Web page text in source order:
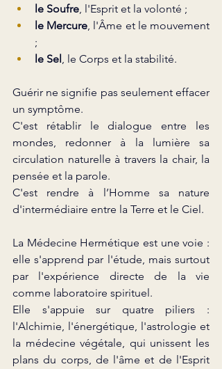
le Soufre, l'Esprit et la volonté ;
le Mercure, l'Âme et le mouvement
;
le Sel, le Corps et la stabilité.
Guérir ne signifie pas seulement effacer
un symptôme.
C'est rétablir le dialogue entre les
mondes, redonner à la lumière sa
circulation naturelle à travers la chair, la
pensée et la parole.
C'est rendre à l’Homme sa nature
d'intermédiaire entre la Terre et le Ciel.
La Médecine Hermétique est une voie :
elle s'apprend par l'étude, mais surtout
par l'expérience directe de la vie
comme laboratoire spirituel.
Elle s'appuie sur quatre piliers :
l'Alchimie, l'énergétique, l'astrologie et
la médecine végétale, qui unissent les
plans du corps, de l'âme et de l'Esprit